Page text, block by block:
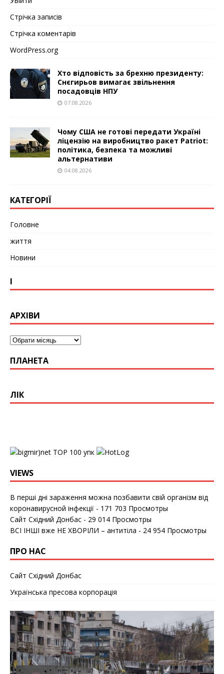
Стрічка записів
Стрічка коментарів
WordPress.org
Хто відповість за брехню президенту:
Снєгирьов вимагає звільнення
посадовців НПУ
07.08.2026
Чому США не готові передати Україні
ліцензію на виробництво ракет Patriot:
політика, безпека та можливі
альтернативи
04.08.2026
КАТЕГОРІЇ
Головне
життя
Новини
І
АРХІВИ
ПЛАНЕТА
ЛІК
упк
VIEWS
В перші дні зараження можна позбавити свій організм від
коронавирусной інфекції - 171 703 Просмотры
Сайт Східний Донбас - 29 014 Просмотры
ВСІ ІНШІ вже НЕ ХВОРІЛИ – антитіла - 24 954 Просмотры
ПРО НАС
Сайт Східний Донбас
Українська пресова корпорація